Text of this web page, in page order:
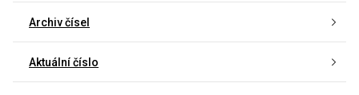
Archiv čísel
Aktuální číslo